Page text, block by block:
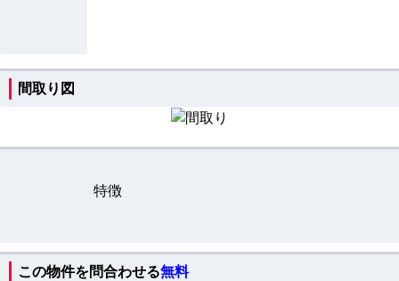
間取り図
特徴
この物件を問合わせる無料